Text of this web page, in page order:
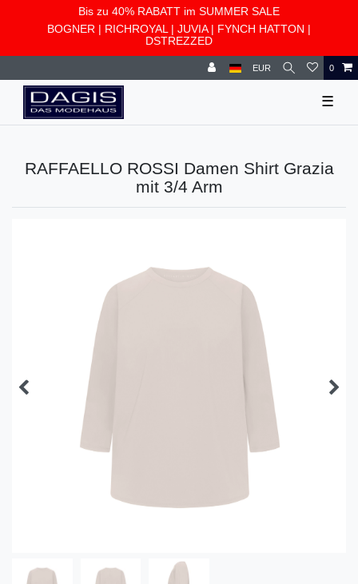
Bis zu 40% RABATT im SUMMER SALE
BOGNER | RICHROYAL | JUVIA| FYNCH HATTON |
DSTREZZED
EUR 0
☰
RAFFAELLO ROSSI Damen Shirt Grazia
mit 3/4 Arm